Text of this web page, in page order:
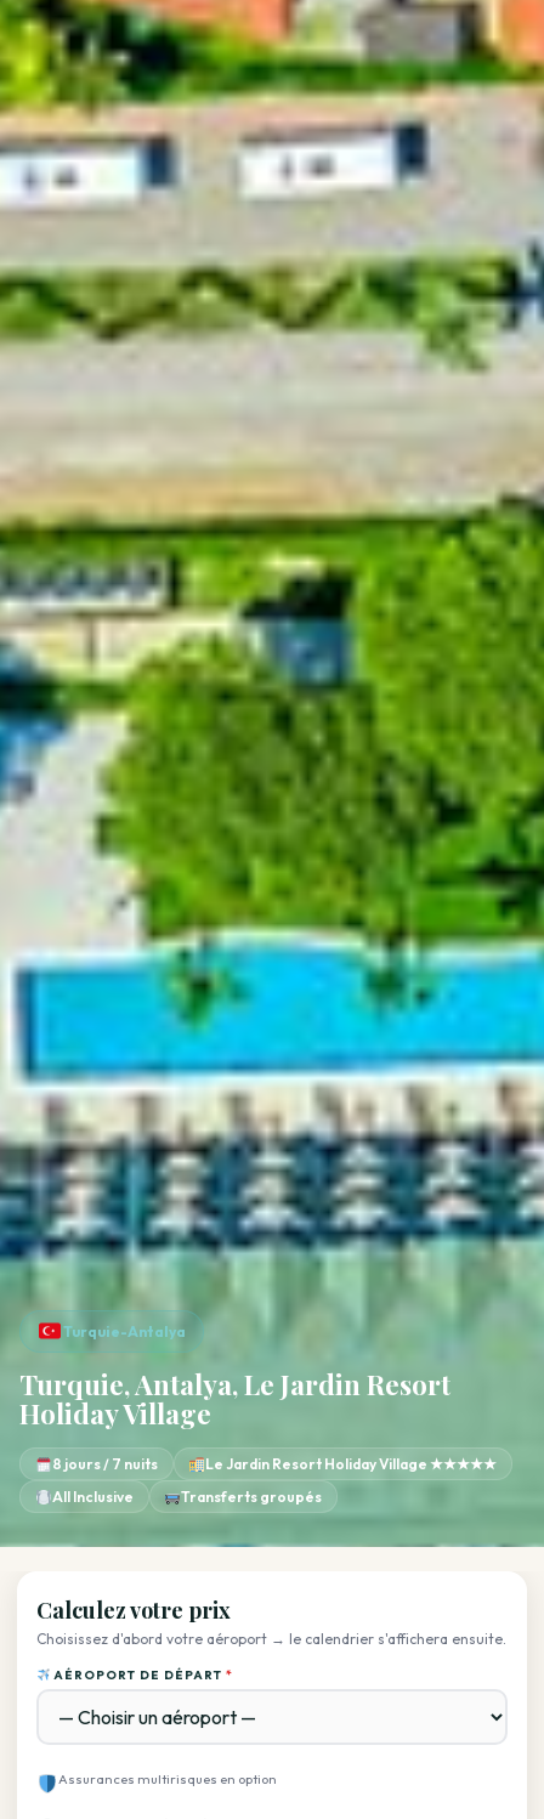
Turquie-Antalya
Turquie, Antalya, Le Jardin Resort
Holiday Village
8 jours / 7 nuits
Le Jardin Resort Holiday Village ★★★★★
All Inclusive
Transferts groupés
Calculez votre prix
Choisissez d'abord votre aéroport → le calendrier s'affichera ensuite.
AÉROPORT DE DÉPART*
Assurances multirisques en option